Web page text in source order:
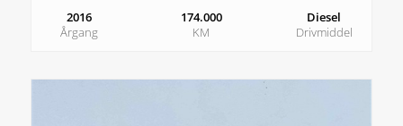
2016
Årgang
174.000
KM
Diesel
Drivmiddel